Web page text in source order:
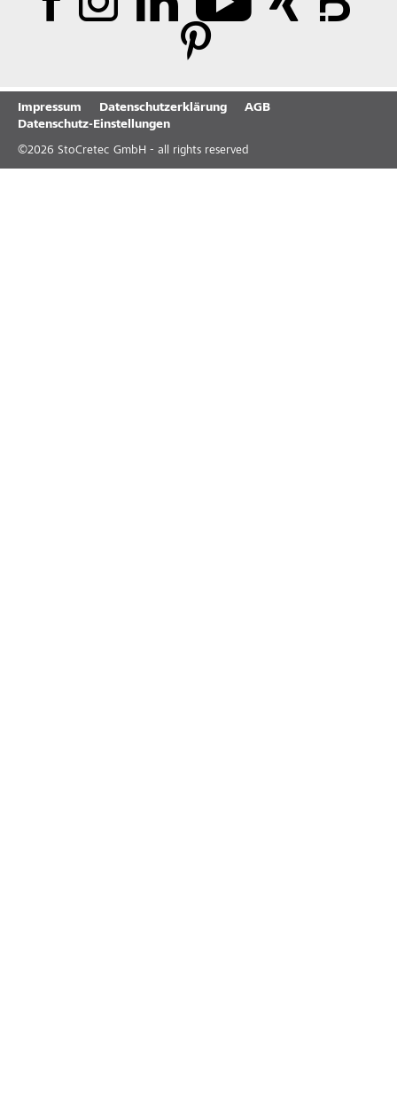
Impressum Datenschutzerklärung
AGB
Datenschutz-Einstellungen
©2026 StoCretec GmbH - all rights reserved